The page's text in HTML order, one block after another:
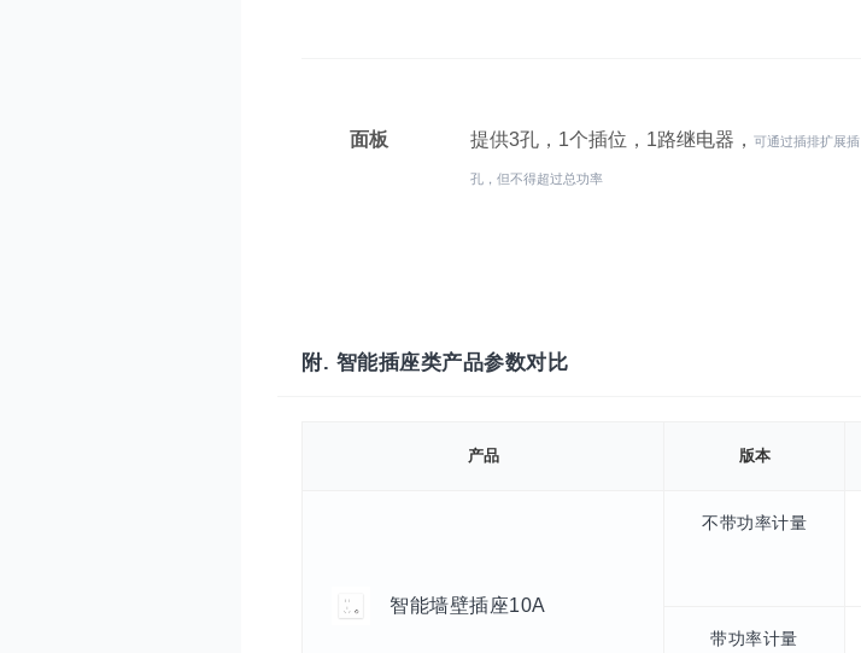
面板 提供3孔，1个插位，1路继电器， 可通过插排扩展插
孔，但不得超过总功率
附. 智能插座类产品参数对比
产品 版本
智能墙壁插座10A
不带功率计量
带功率计量